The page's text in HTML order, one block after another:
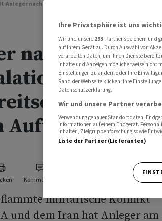
Anleger nach erneuter Iran-Eskalation in
nach erneuter
in
- Preise
Aufwind
Kommentare
militärische Konflikt
und dem Iran hat Anleger am
Ihre Privatsphäre ist uns
Wir und unsere 293-Partner speichern und
auf Ihrem Gerät zu. Durch Auswahl von
verarbeiten Daten, um Ihnen Dienste
Inhalte und Anzeigen möglicherweise nicht
Einstellungen zu ändern oder Ihre
Rand der Webseite klicken. Ihre
Datenschutzerklärung.
Wir und unsere Partner
Verwendung genauer Standortdaten.
Informationen auf einem Endgerät.
Inhalten, Zielgruppenforschung sowie
Liste der Partner (Lieferanten)